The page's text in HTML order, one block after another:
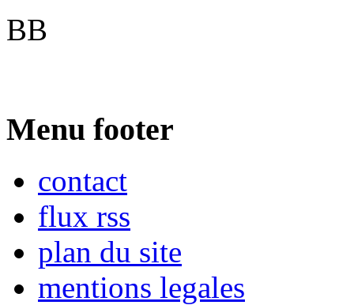
BB
Menu footer
contact
flux rss
plan du site
mentions legales